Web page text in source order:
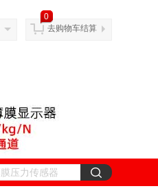
0
去购物车结算